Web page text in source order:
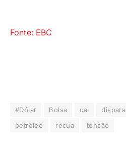
Fonte: EBC
#Dólar Bolsa cai dispara
petróleo
recua tensão